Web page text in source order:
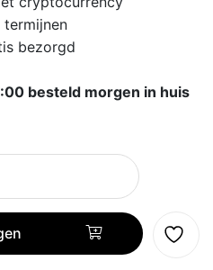
termijnen
bezorgd
besteld morgen in huis